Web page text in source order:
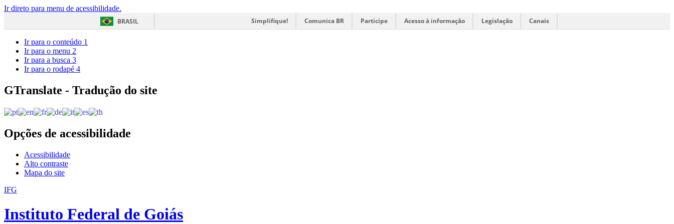
Ir direto para menu de acessibilidade.
BRASIL
Simplifique! Comunica BR Participe Acesso à informação Legislação Canais
Ir para o conteúdo 1
Ir para o menu 2
Ir para a busca 3
Ir para o rodapé 4
GTranslate - Tradução do site
Opções de acessibilidade
Acessibilidade
Alto contraste
Mapa do site
IFG
Instituto Federal de Goiás